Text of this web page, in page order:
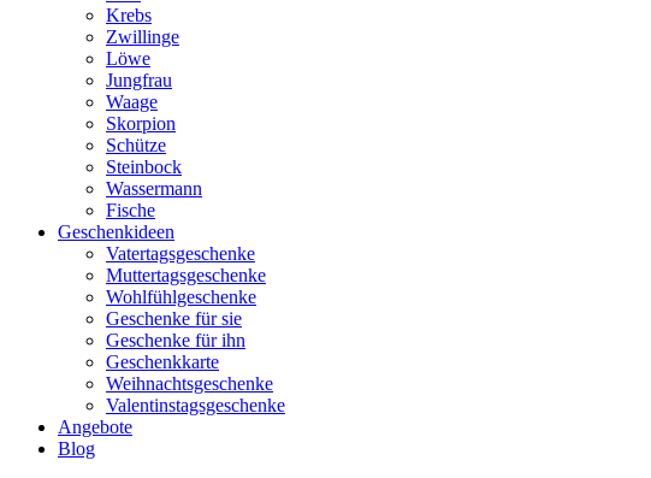
Krebs
Zwillinge
Löwe
Jungfrau
Waage
Skorpion
Schütze
Steinbock
Wassermann
Fische
Geschenkideen
Vatertagsgeschenke
Muttertagsgeschenke
Wohlfühlgeschenke
Geschenke für sie
Geschenke für ihn
Geschenkkarte
Weihnachtsgeschenke
Valentinstagsgeschenke
Angebote
Blog